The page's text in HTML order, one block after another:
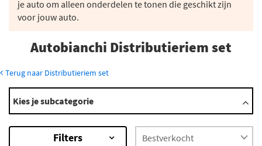
je auto om alleen onderdelen te tonen die geschikt zijn
voor jouw auto.
Autobianchi Distributieriem set
Terug naar Distributieriem set
Modellen
Y10
×
Kies je subcategorie
Filters